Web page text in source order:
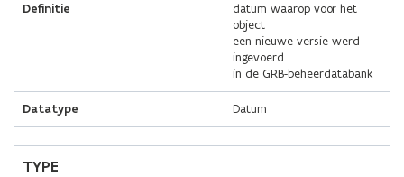
Definitie
datum waarop voor het
object
een nieuwe versie werd
ingevoerd
in de GRB-beheerdatabank
Datatype Datum
TYPE